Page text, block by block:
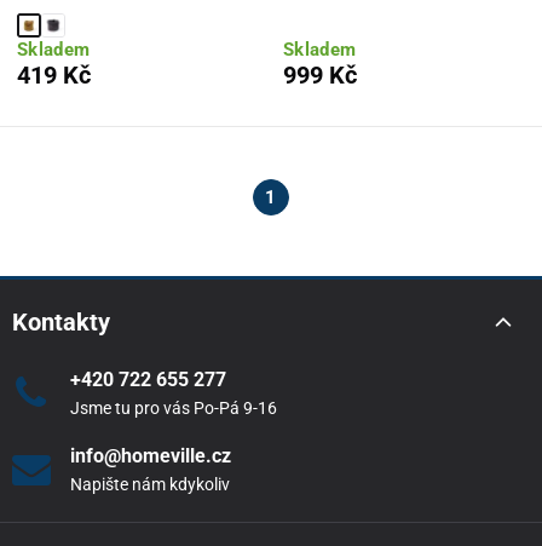
Skladem
419 Kč
Skladem
999 Kč
1
Kontakty
+420 722 655 277
Jsme tu pro vás Po-Pá 9-16
info@homeville.cz
Napište nám kdykoliv